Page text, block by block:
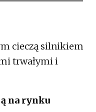
cieczą silnikiem
trwałymi i
na rynku